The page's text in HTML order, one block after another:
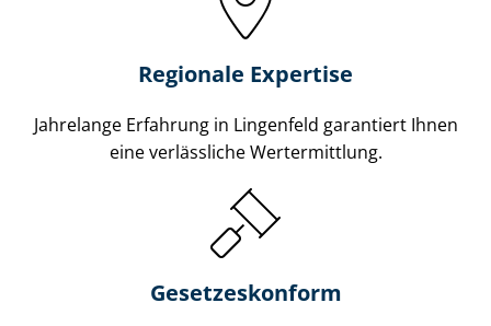
Regionale Expertise
Jahrelange Erfahrung in Lingenfeld garantiert Ihnen
eine verlässliche Wertermittlung.
Gesetzes­konform